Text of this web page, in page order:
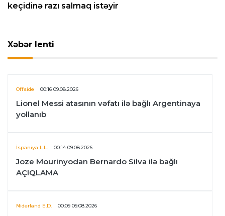
keçidinə razı salmaq istəyir
Xəbər lenti
Offside 00:16 09.08.2026
Lionel Messi atasının vəfatı ilə bağlı Argentinaya
yollanıb
İspaniya L.L. 00:14 09.08.2026
Joze Mourinyodan Bernardo Silva ilə bağlı
AÇIQLAMA
Niderland E.D. 00:09 09.08.2026